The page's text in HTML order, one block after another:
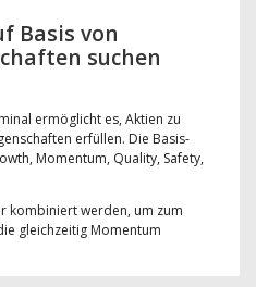
Basis von
suchen
ermöglicht es, Aktien zu
erfüllen. Die Basis-
Momentum, Quality, Safety,
kombiniert werden, um zum
gleichzeitig Momentum